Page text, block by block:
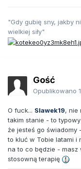
"Gdy gubię sny, jakby
wielkiej siły"
Gość
Opublikowano
O fuck... Slawek19, nie
takim stanie - to
że jesteś go świadomy
to kluć w Tobie latami i
na to co będzie - masz
stosowną terapię